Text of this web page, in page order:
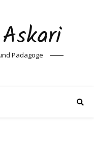
Pädagoge